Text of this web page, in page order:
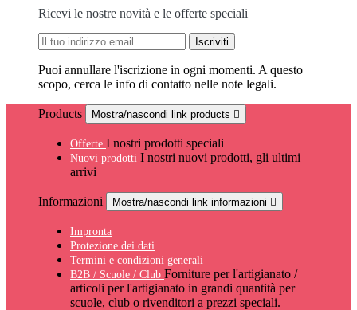
Ricevi le nostre novità e le offerte speciali
Puoi annullare l'iscrizione in ogni momenti. A questo
scopo, cerca le info di contatto nelle note legali.
Products Mostra/nascondi link products 
Offerte I nostri prodotti speciali
Nuovi prodotti I nostri nuovi prodotti, gli ultimi
arrivi
Informazioni Mostra/nascondi link informazioni 
Impronta
Protezione dei dati
Termini e condizioni generali
B2B / Scuole / Club Forniture per l'artigianato /
articoli per l'artigianato in grandi quantità per
scuole, club o rivenditori a prezzi speciali.